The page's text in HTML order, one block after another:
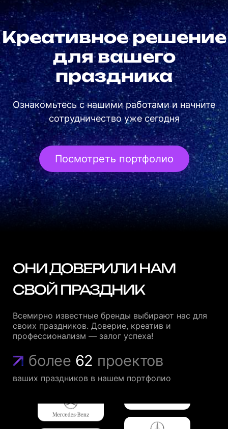
Креативное решение
для вашего
праздника
Ознакомьтесь с нашими работами и начните
сотрудничество уже сегодня
Посмотреть портфолио
ОНИ ДОВЕРИЛИ НАМ
СВОЙ ПРАЗДНИК
Всемирно известные бренды выбирают нас для
своих праздников. Доверие, креатив и
профессионализм — залог успеха!
более 62 проектов
ваших праздников в нашем портфолио